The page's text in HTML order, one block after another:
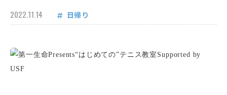
2022.11.14 日帰り